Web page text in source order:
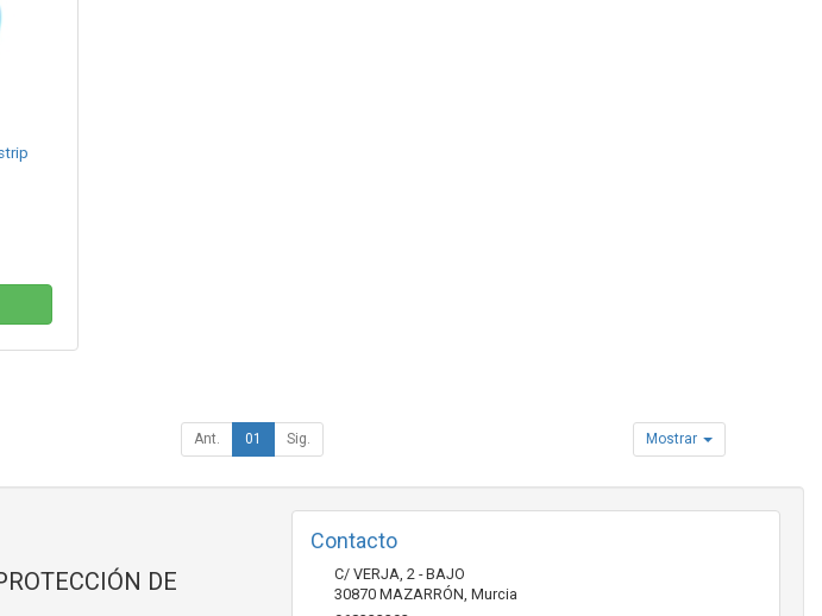
Ant. 01 Sig. Mostrar
DE
Contacto
C/ VERJA, 2 - BAJO
30870 MAZARRÓN, Murcia